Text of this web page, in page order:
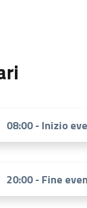
08:00 - Inizio
20:00 - Fine